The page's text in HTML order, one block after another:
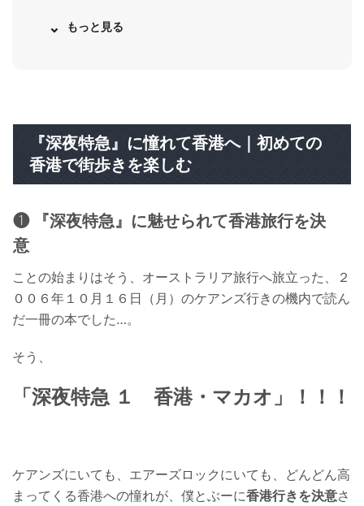
❷ 廟街の屋台で香港チープグルメを堪能
『深夜特急』に憧れて香港へ｜初めての
香港で街歩きを楽しむ
❶ 『深夜特急』に魅せられて香港旅行を決
意
ことの始まりはそう、オーストラリア旅行へ旅立った、２
００６年１０月１６日（月）のケアンズ行きの機内で読ん
だ一冊の本でした…。
そう、
「深夜特急 １ 香港・マカオ 」！！！
ケアンズにいても、エアーズロックにいても、どんどん高
まってくる香港への憧れが、僕とぶーに香港行きを決意さ